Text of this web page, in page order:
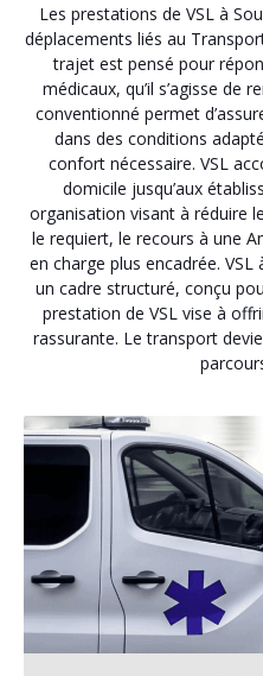
Les prestations de VSL à
déplacements liés au
trajet est pensé pour
médicaux, qu’il s’agisse de
conventionné permet
dans des conditions
confort nécessaire. VSL
domicile jusqu’aux
organisation visant à réduire
le requiert, le recours à une
en charge plus encadrée.
un cadre structuré, conçu
prestation de VSL vise à
rassurante. Le transport